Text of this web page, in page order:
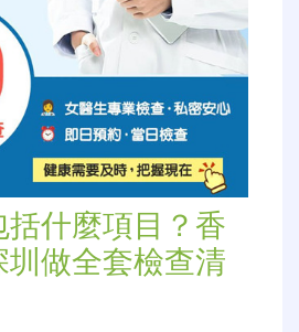
什麼項目？香
做全套檢查清